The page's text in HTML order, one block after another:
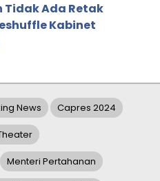
Tidak Ada Retak
Kabinet
News Capres 2024
Menteri Pertahanan